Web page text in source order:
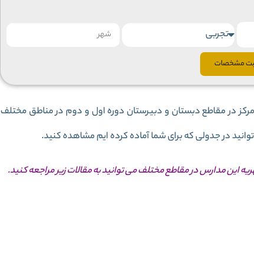
مشخصات
مدارس سما شهر اصفهان برای دانش آموزان دختر و پسر 8 مرکز در مقاطع دبستان و دبیرستان دوره اول و دوم در مناطق مختلف
در جدولی که برای شما آماده کرده ایم مشاهده کنید.
این مدارس در مقاطع مختلف می توانید به مقالات زیر مراجعه کنید.